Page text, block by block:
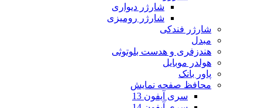
شارژر دیواری
شارژر رومیزی
شارژر فندکی
مبدل
هندزفری و هدست بلوتوثی
هولدر موبایل
پاور بانک
محافظ صفحه نمایش
سری آیفون 13